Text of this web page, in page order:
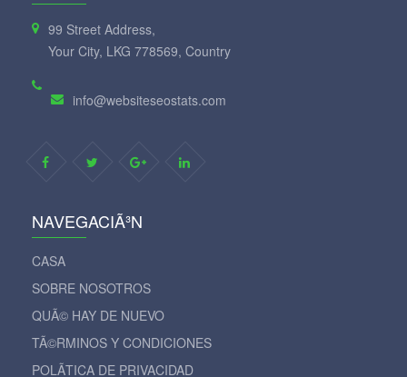
99 Street Address,
Your City, LKG 778569, Country
info@websiteseostats.com
NAVEGACIÃ³N
CASA
SOBRE NOSOTROS
QUÃ© HAY DE NUEVO
TÃ©RMINOS Y CONDICIONES
POLÃ­TICA DE PRIVACIDAD